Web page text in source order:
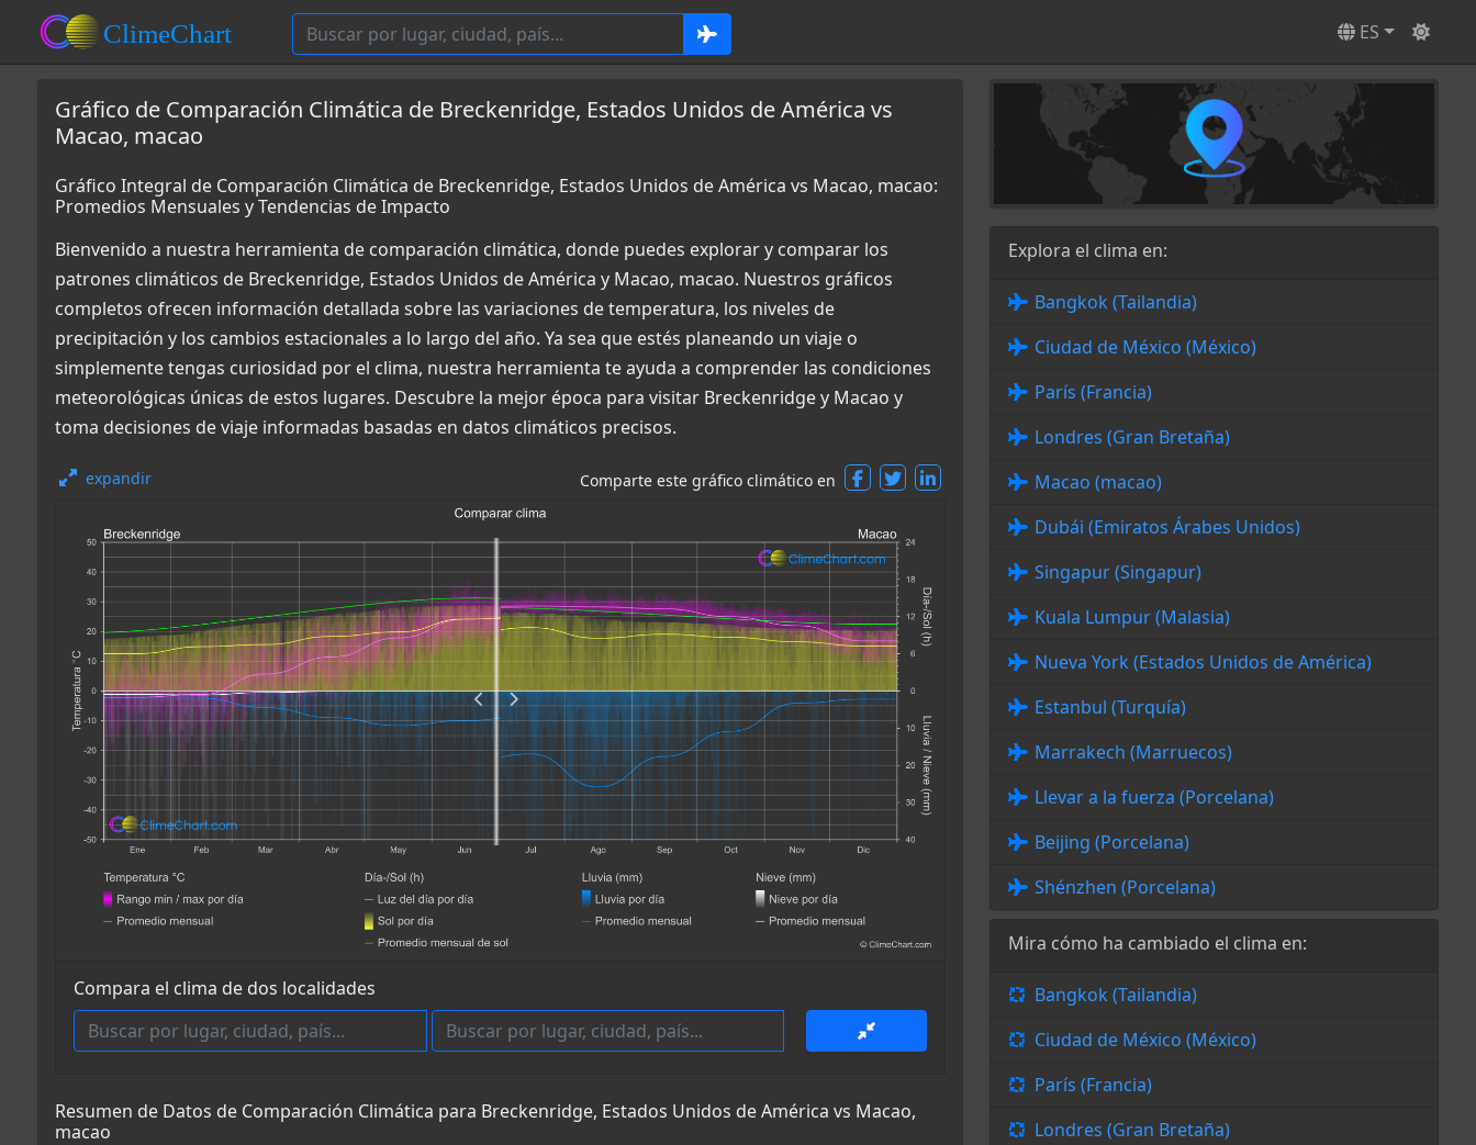
ES
Gráfico de Comparación Climática de Breckenridge, Estados Unidos de América vs
Macao, macao
Gráfico Integral de Comparación Climática de Breckenridge, Estados Unidos de América vs Macao, macao:
Promedios Mensuales y Tendencias de Impacto
Bienvenido a nuestra herramienta de comparación climática, donde puedes explorar y comparar los
patrones climáticos de Breckenridge, Estados Unidos de América y Macao, macao. Nuestros gráficos
completos ofrecen información detallada sobre las variaciones de temperatura, los niveles de
precipitación y los cambios estacionales a lo largo del año. Ya sea que estés planeando un viaje o
simplemente tengas curiosidad por el clima, nuestra herramienta te ayuda a comprender las condiciones
meteorológicas únicas de estos lugares. Descubre la mejor época para visitar Breckenridge y Macao y
toma decisiones de viaje informadas basadas en datos climáticos precisos.
expandir Comparte este gráfico climático en
Compara el clima de dos localidades
Resumen de Datos de Comparación Climática para Breckenridge, Estados Unidos de América vs Macao,
macao
Explora el clima en:
Bangkok (Tailandia)
Ciudad de México (México)
París (Francia)
Londres (Gran Bretaña)
Macao (macao)
Dubái (Emiratos Árabes Unidos)
Singapur (Singapur)
Kuala Lumpur (Malasia)
Nueva York (Estados Unidos de América)
Estanbul (Turquía)
Marrakech (Marruecos)
Llevar a la fuerza (Porcelana)
Beijing (Porcelana)
Shénzhen (Porcelana)
Mira cómo ha cambiado el clima en:
Bangkok (Tailandia)
Ciudad de México (México)
París (Francia)
Londres (Gran Bretaña)